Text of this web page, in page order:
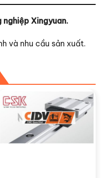
Xingyuan.
và nhu cầu sản xuất.